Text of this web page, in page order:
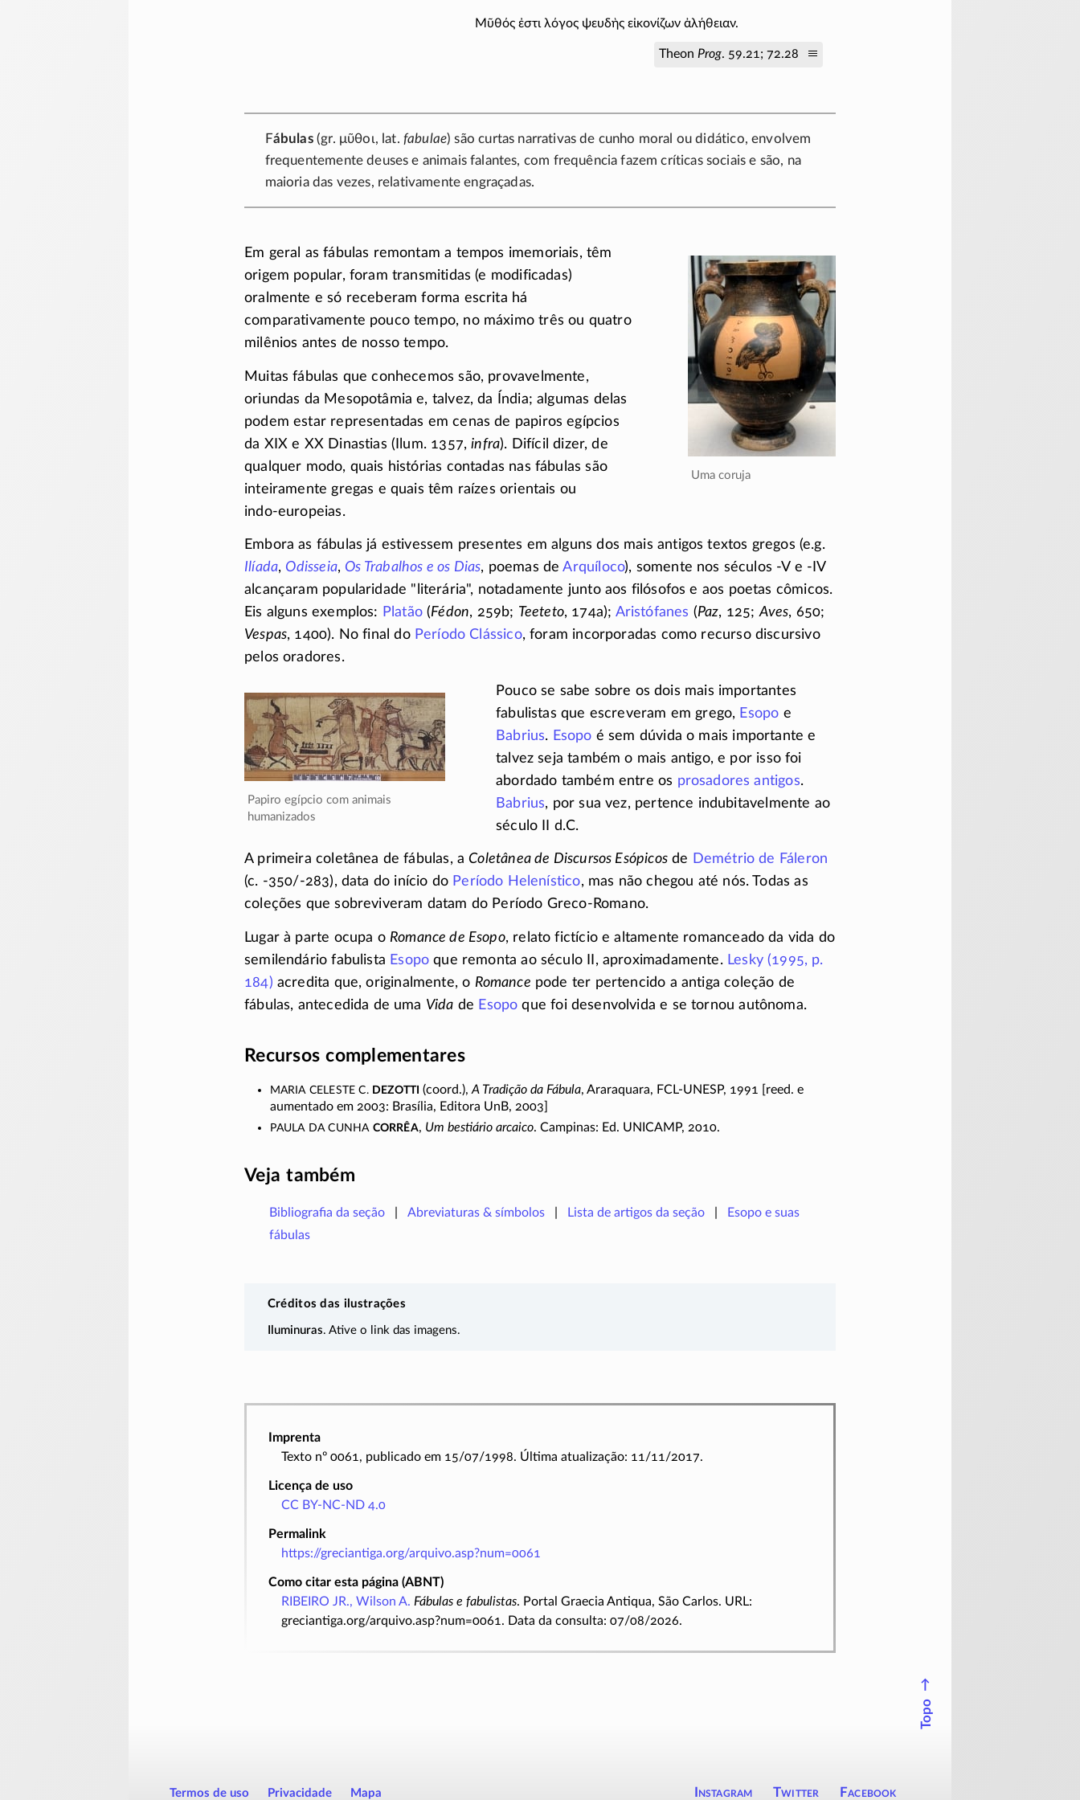
Μῦθός ἐστι λόγος ψευδὴς εἰκονίζων ἀλήθειαν.
TheonProg. 59.21; 72.28
Fábulas(gr. μῦθοι, lat. fabulae) são curtas narrativas de cunho moral ou didático, envolvem
frequentemente deuses e animais falantes, com frequência fazem críticas sociais e são, na
maioria das vezes, relativamente engraçadas.
Uma coruja
Em geral as fábulas remontam a tempos imemoriais, têm
origem popular, foram transmitidas (e modificadas)
oralmente e só receberam forma escrita há
comparativamente pouco tempo, no máximo três ou quatro
milênios antes de nosso tempo.
Muitas fábulas que conhecemos são, provavelmente,
oriundas da Mesopotâmia e, talvez, da Índia; algumas delas
podem estar representadas em cenas de papiros egípcios
da XIX e XX Dinastias (Ilum. 1357,infra). Difícil dizer, de
qualquer modo, quais histórias contadas nas fábulas são
inteiramente gregas e quais têm raízes orientais ou
indo-europeias.
Embora as fábulas já estivessem presentes em alguns dos mais antigos textos gregos (e.g.
Ilíada, Odisseia, Os Trabalhos e os Dias, poemas deArquíloco), somente nos séculos -Ve -IV
alcançaram popularidade
literária , notadamente junto aos filósofos e aos poetas cômicos.
Eis alguns exemplos: Platão(Fédon, 259b; Teeteto, 174a); Aristófanes (Paz, 125;Aves, 650;
Vespas, 1400). No final do Período Clássico, foram incorporadas como recurso discursivo
pelos oradores.
Papiro egípcio com animais
humanizados
Pouco se sabe sobre os dois mais importantes
fabulistas que escreveram em grego, Esopo e
Babrius. Esopo é sem dúvida o mais importante e
talvez seja também o mais antigo, e por isso foi
abordado também entre os prosadores antigos.
Babrius, por sua vez, pertence indubitavelmente ao
século II d.C.
A primeira coletânea de fábulas, aColetânea de Discursos Esópicosde Demétrio de Fáleron
(c. -350/-283), data do início do Período Helenístico, mas não chegou até nós. Todas as
coleções que sobreviveram datam do Período Greco-Romano.
Lugar à parte ocupa o Romance de Esopo, relato fictício e altamente romanceado da vida do
semilendário fabulista Esopo que remonta ao século II, aproximadamente. Lesky (1995, p.
184) acredita que, originalmente, o Romance pode ter pertencido a antiga coleção de
fábulas, antecedida de uma Vida de Esopo que foi desenvolvida e se tornou autônoma.
Recursos complementares
Maria Celeste C. Dezotti (coord.),A Tradição da Fábula, Araraquara, FCL-UNESP, 1991 [reed. e
aumentado em 2003: Brasília, Editora UnB, 2003]
Paula da Cunha Corrêa, Um bestiário arcaico. Campinas: Ed. UNICAMP, 2010.
Veja também
Bibliografia da seção Abreviaturas & símbolos Lista de artigos da seção
Esopo e suas
fábulas
Créditos das ilustrações
Iluminuras. Ative o link das imagens.
Imprenta
Texto nº 0061, publicado em 15/07/1998. Última atualização: 11/11/2017.
Licença de uso
CC BY-NC-ND 4.0
Permalink
https://greciantiga.org/arquivo.asp?num=0061
Como citar esta página (ABNT)
RIBEIRO JR., Wilson A. Fábulas e fabulistas. Portal Graecia Antiqua, São Carlos. URL:
greciantiga.org/arquivo.asp?num=0061. Data da consulta: 07/08/2026.
↑
Topo
Instagram Twitter Facebook
Termos de uso Privacidade Mapa